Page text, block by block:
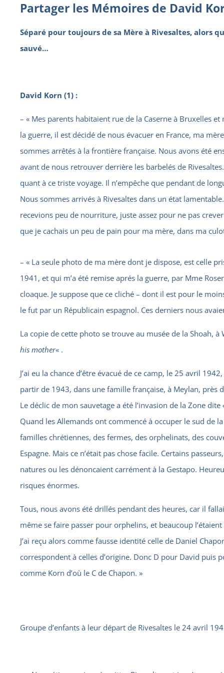
Partager les Mémoires de David
Séparé pour toujours de sa Mère à Rivesaltes, alors
sauvé…
David Korn (1) :
– « Mes parents habitaient rue de la Caserne à Bruxelles
la guerre, il est décidé de nous évacuer en France, ma
sommes arrêtés à la frontière française. Nous avons été
avant de nous retrouver derrière les barbelés de
quant à ce triste voyage. Il n’empêche que pendant de
Nous sommes arrivés à Rivesaltes dans un état
recevions peu de nourriture, juste assez pour ne pas
que je cachais un peu de pain pour ma mère, dans ma
– « La seule photo de ma mère dont je dispose, est celle
1941, et qui m’a été remise aprés la guerre, par Mme
cloaque. Je suppose que ce cliché – dont il est pour le
le fut par un Républicain espagnol. Ces derniers nous
La copie de cette photo se trouve au musée de la Shoah,
his mother« .
J’ai eu la chance d’être évacué de ce camp, le 25 avril
partir de 1943, dans une famille française, à Meylan, près
Le déclic de mon sauvetage a été l’invasion de la Zone
Quand les Allemands ont commencé à occuper le sud de
familles chrétiennes, des fermes, des orphelinats, des
Espagne. Mais ce n’était pas chose facile. Certains
natures ou les dénoncaient carrément à la Gestapo.
risques énormes.
Tous, nous avons été drillés pendant des heures, car il
même se faire passer pour orphelins, et beaucoup
J’ai reçu alors comme fausse identité celle de Daniel
correspondent à celles d’origine. Donc D pour David puis
comme Korn d’où le C de Chapon. »
Groupe d’enfants à leur départ de Rivesaltes le 24 avril